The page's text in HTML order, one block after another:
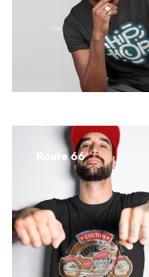
Route 66